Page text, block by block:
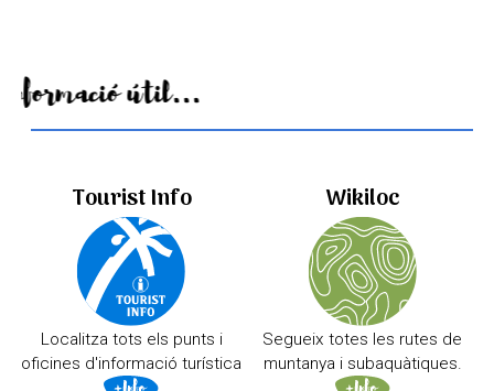
Informació útil...
Tourist Info
Localitza tots els punts i
oficines d'informació turística
Wikiloc
Segueix totes les rutes de
muntanya i subaquàtiques.